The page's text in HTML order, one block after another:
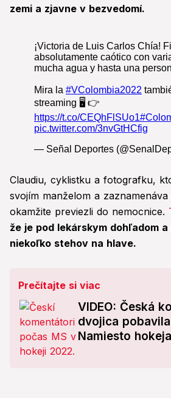
zemi a zjavne v bezvedomí.
Claudiu, cyklistku a fotografku,
svojím manželom a
okamžite previezli do nemocnice.
že je pod lekárskym dohľadom
niekoľko stehov na hlave.
Prečítajte si viac
VIDEO: Česká
dvojica
Namiesto